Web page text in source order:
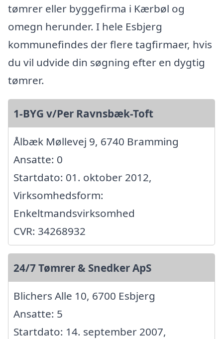
tømrer eller byggefirma i Kærbøl og
omegn herunder. I hele Esbjerg
kommunefindes der flere tagfirmaer, hvis
du vil udvide din søgning efter en dygtig
tømrer.
1-BYG v/Per Ravnsbæk-Toft
Ålbæk Møllevej 9, 6740 Bramming
Ansatte: 0
Startdato: 01. oktober 2012,
Virksomhedsform:
Enkeltmandsvirksomhed
CVR: 34268932
24/7 Tømrer & Snedker ApS
Blichers Alle 10, 6700 Esbjerg
Ansatte: 5
Startdato: 14. september 2007,